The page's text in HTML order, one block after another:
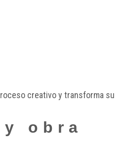
creativo y transforma su
obra